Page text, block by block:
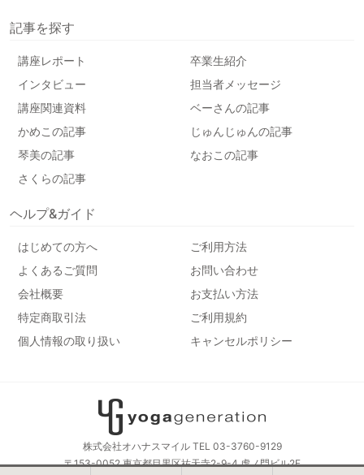
記事を探す
講座レポート
卒業生紹介
インタビュー
担当者メッセージ
講座関連資料
ベーさんの記事
かめこの記事
じゅんじゅんの記事
琴美の記事
なおこの記事
さくらの記事
ヘルプ&ガイド
はじめての方へ
ご利用方法
よくあるご質問
お問い合わせ
会社概要
お支払い方法
特定商取引法
ご利用規約
個人情報の取り扱い
キャンセルポリシー
株式会社オハナスマイル TEL 03-3760-9129
〒153-0052 東京都目黒区祐天寺2-9-4 虎ノ門ビル2F